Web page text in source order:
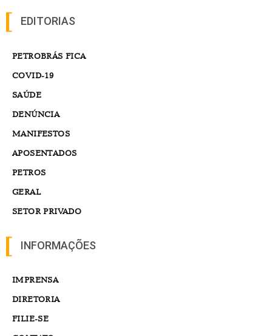
EDITORIAS
PETROBRÁS FICA
COVID-19
SAÚDE
DENÚNCIA
MANIFESTOS
APOSENTADOS
PETROS
GERAL
SETOR PRIVADO
INFORMAÇÕES
IMPRENSA
DIRETORIA
FILIE-SE